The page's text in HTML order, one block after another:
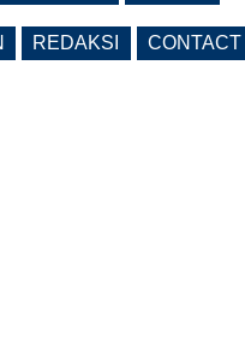
REDAKSI CONTACT